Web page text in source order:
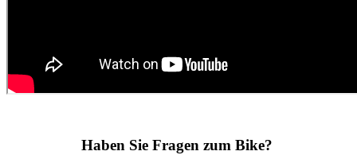
Haben Sie Fragen zum Bike?